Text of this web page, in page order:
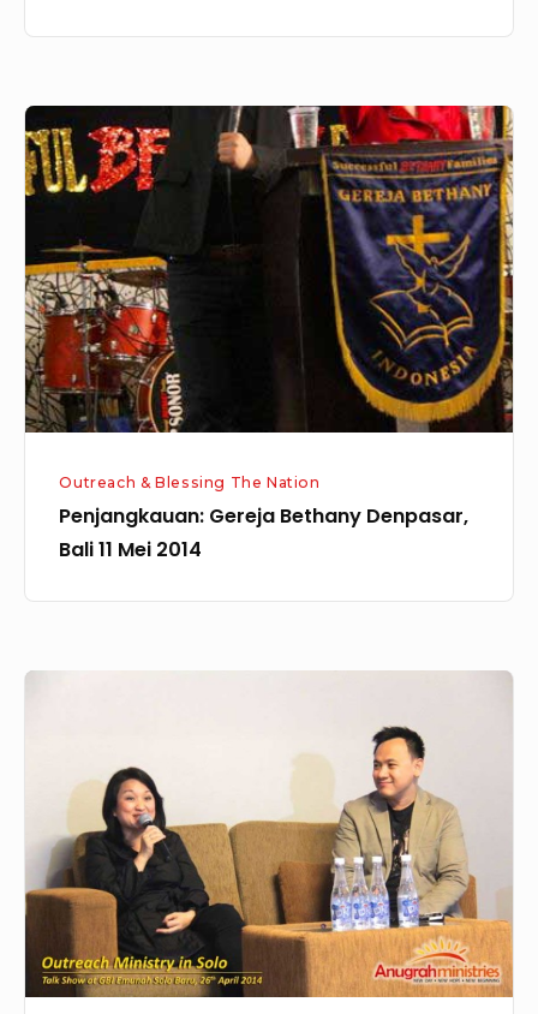
Penjangkauan:
Gereja
Bethany
Bali
11
Mei
2014
Outreach & Blessing The Nation
Penjangkauan: Gereja Bethany Denpasar,
Bali 11 Mei 2014
April
2014